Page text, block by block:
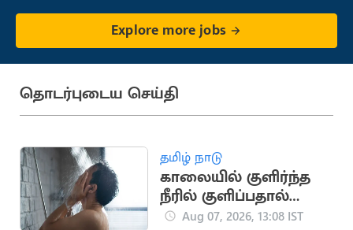
Explore more jobs
தொடர்புடைய செய்தி
தமிழ் நாடு
காலையில் குளிர்ந்த
நீரில் குளிப்பதால்
ஏற்படும் நன்மைகள்
Aug 07, 2026, 13:08 IST